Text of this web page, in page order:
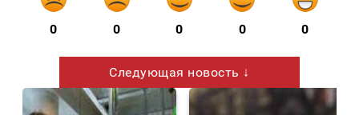
0 0 0 0 0
Следующая новость ↓